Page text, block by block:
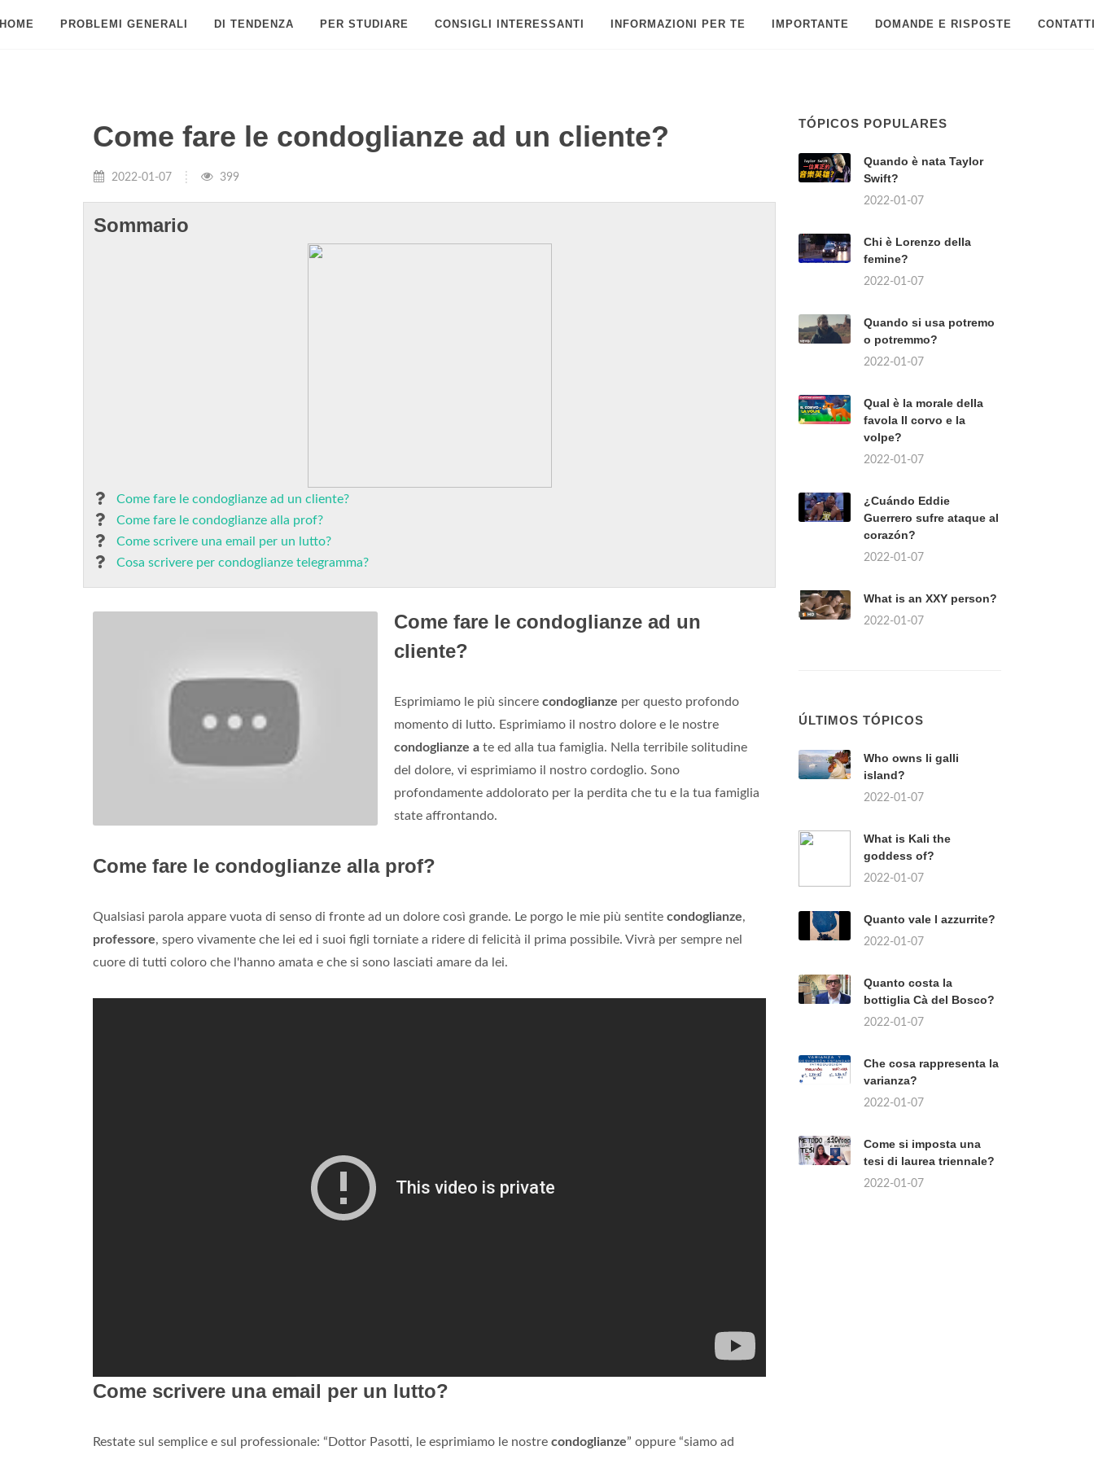
PROBLEMI GENERALI DI TENDENZA PER STUDIARE CONSIGLI INTERESSANTI INFORMAZIONI PER TE IMPORTANTE DOMANDE E RISPOSTE
Come fare le condoglianze ad un cliente?
2022-01-07 399
Sommario
Come fare le condoglianze ad un cliente?
Come fare le condoglianze alla prof?
Come scrivere una email per un lutto?
Cosa scrivere per condoglianze telegramma?
Come fare le condoglianze ad un
cliente?
Esprimiamo le più sincere condoglianze per questo profondo
momento di lutto. Esprimiamo il nostro dolore e le nostre
condoglianze a te ed alla tua famiglia. Nella terribile solitudine
del dolore, vi esprimiamo il nostro cordoglio. Sono
profondamente addolorato per la perdita che tu e la tua famiglia
state affrontando.
Come fare le condoglianze alla prof?
Qualsiasi parola appare vuota di senso di fronte ad un dolore così grande. Le porgo le mie più sentite condoglianze,
professore, spero vivamente che lei ed i suoi figli torniate a ridere di felicità il prima possibile. Vivrà per sempre nel
cuore di tutti coloro che l'hanno amata e che si sono lasciati amare da lei.
Come scrivere una email per un lutto?
Restate sul semplice e sul professionale: “Dottor Pasotti, le esprimiamo le nostre condoglianze” oppure “siamo ad
TÓPICOS POPULARES
Quando è nata Taylor
Swift?
2022-01-07
Chi è Lorenzo della
femine?
2022-01-07
Quando si usa potremo
o potremmo?
2022-01-07
Qual è la morale della
favola Il corvo e la
volpe?
2022-01-07
¿Cuándo Eddie
Guerrero sufre ataque al
corazón?
2022-01-07
What is an XXY person?
2022-01-07
ÚLTIMOS TÓPICOS
Who owns li galli
island?
2022-01-07
What is Kali the
goddess of?
2022-01-07
Quanto vale l azzurrite?
2022-01-07
Quanto costa la
bottiglia Cà del Bosco?
2022-01-07
Che cosa rappresenta la
varianza?
2022-01-07
Come si imposta una
tesi di laurea triennale?
2022-01-07